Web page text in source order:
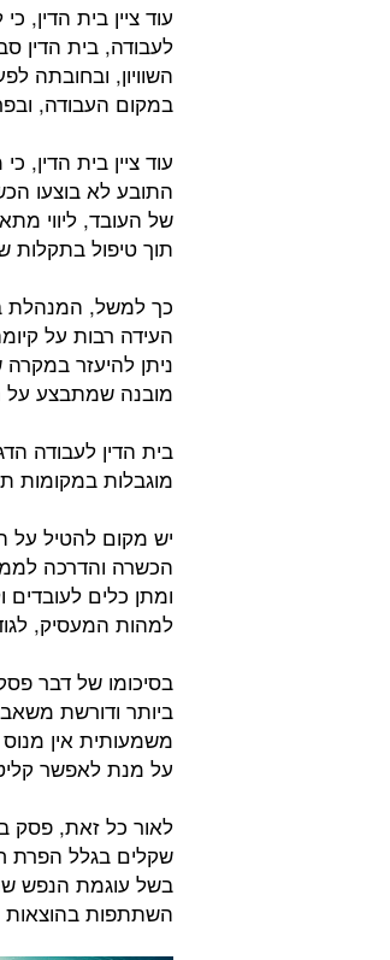
עוד ציין בית
לעבודה, בית הדין
השוויון, ובחובתה
במקום העבודה,
עוד ציין בית הדין,
התובע לא בוצעו
של העובד, ליווי
תוך טיפול בתקלות
כך למשל, המנהלת
העידה רבות על
ניתן להיעזר
מובנה שמתבצע על
בית הדין לעבודה
מוגבלות במקומות
יש מקום להטיל
הכשרה והדרכה
ומתן כלים
למהות המעסיק,
בסיכומו של דבר
ביותר ודורשת
משמעותית אין
על מנת לאפשר
בשל עוגמת הנפש
השתתפות בהוצאות